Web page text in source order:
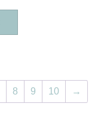
Dieses
weist
auf.
Die
8 9 10 →